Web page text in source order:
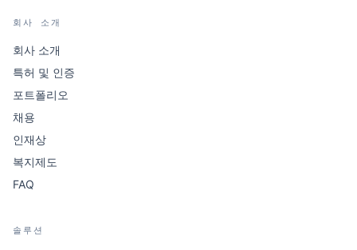
회사 소개
회사 소개
특허 및 인증
포트폴리오
채용
인재상
복지제도
FAQ
솔루션